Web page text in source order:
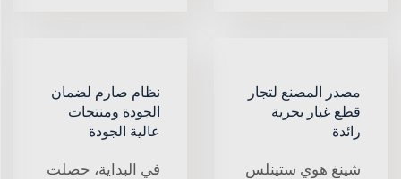
مصدر المصنع لتجار
قطع غيار بحرية
رائدة
شينغ هوي ستينلس
نظام صارم لضمان
الجودة ومنتجات
عالية الجودة
في البداية، حصلت